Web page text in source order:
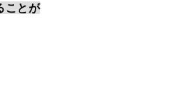
ことが